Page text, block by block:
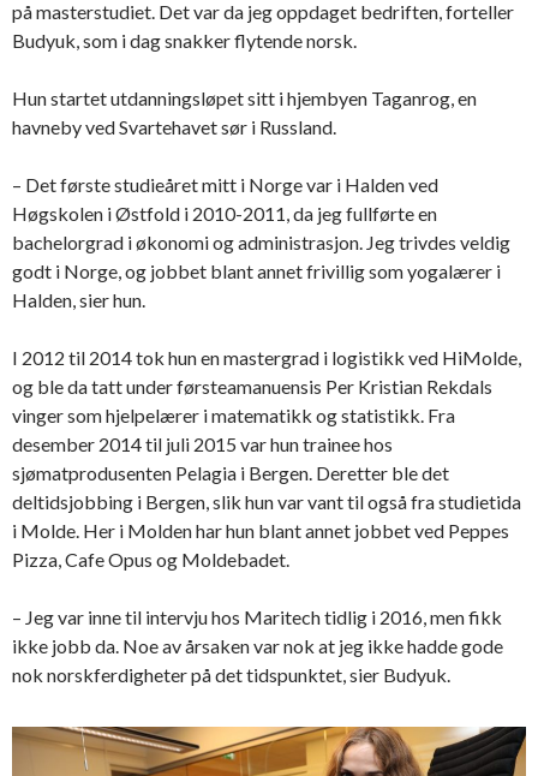
på masterstudiet. Det var da jeg oppdaget bedriften, forteller
Budyuk, som i dag snakker flytende norsk.
Hun startet utdanningsløpet sitt i hjembyen Taganrog, en
havneby ved Svartehavet sør i Russland.
– Det første studieåret mitt i Norge var i Halden ved
Høgskolen i Østfold i 2010-2011, da jeg fullførte en
bachelorgrad i økonomi og administrasjon. Jeg trivdes veldig
godt i Norge, og jobbet blant annet frivillig som yogalærer i
Halden, sier hun.
I 2012 til 2014 tok hun en mastergrad i logistikk ved HiMolde,
og ble da tatt under førsteamanuensis Per Kristian Rekdals
vinger som hjelpelærer i matematikk og statistikk. Fra
desember 2014 til juli 2015 var hun trainee hos
sjømatprodusenten Pelagia i Bergen. Deretter ble det
deltidsjobbing i Bergen, slik hun var vant til også fra studietida
i Molde. Her i Molden har hun blant annet jobbet ved Peppes
Pizza, Cafe Opus og Moldebadet.
– Jeg var inne til intervju hos Maritech tidlig i 2016, men fikk
ikke jobb da. Noe av årsaken var nok at jeg ikke hadde gode
nok norskferdigheter på det tidspunktet, sier Budyuk.